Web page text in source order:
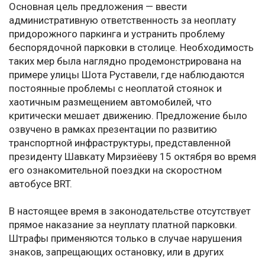
Основная цель предложения — ввести
административную ответственность за неоплату
придорожного паркинга и устранить проблему
беспорядочной парковки в столице. Необходимость
таких мер была наглядно продемонстрирована на
примере улицы Шота Руставели, где наблюдаются
постоянные проблемы с неоплатой стоянок и
хаотичным размещением автомобилей, что
критически мешает движению. Предложение было
озвучено в рамках презентации по развитию
транспортной инфраструктуры, представленной
президенту Шавкату Мирзиёеву 15 октября во время
его ознакомительной поездки на скоростном
автобусе BRT.
В настоящее время в законодательстве отсутствует
прямое наказание за неуплату платной парковки.
Штрафы применяются только в случае нарушения
знаков, запрещающих остановку, или в других